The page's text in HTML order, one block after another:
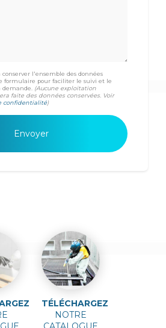
l'ensemble des données
formulaire pour faciliter le suivi et le
(Aucune exploitation
faite des données conservées. Voir
confidentialité)
TÉLÉCHARGEZ
NOTRE